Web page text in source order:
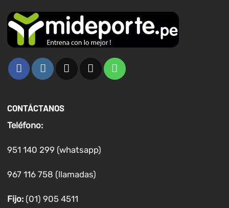
CONTÁCTANOS
Teléfono:
951 140 299 (whatsapp)
967 116 758 (llamadas)
Fijo:(01) 905 4511